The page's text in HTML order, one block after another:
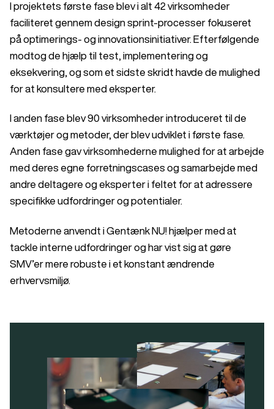
I projektets første fase blev i alt 42 virksomheder
faciliteret gennem design sprint-processer fokuseret
på optimerings- og innovationsinitiativer. Efterfølgende
modtog de hjælp til test, implementering og
eksekvering, og som et sidste skridt havde de mulighed
for at konsultere med eksperter.
I anden fase blev 90 virksomheder introduceret til de
værktøjer og metoder, der blev udviklet i første fase.
Anden fase gav virksomhederne mulighed for at arbejde
med deres egne forretningscases og samarbejde med
andre deltagere og eksperter i feltet for at adressere
specifikke udfordringer og potentialer.
Metoderne anvendt i Gentænk NU! hjælper med at
tackle interne udfordringer og har vist sig at gøre
SMV’er mere robuste i et konstant ændrende
erhvervsmiljø.